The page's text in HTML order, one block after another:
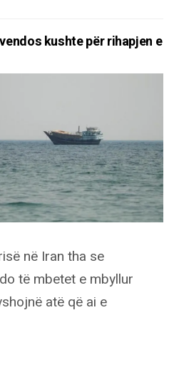
kushte për rihapjen e
në Iran tha se
të mbetet e mbyllur
atë që ai e